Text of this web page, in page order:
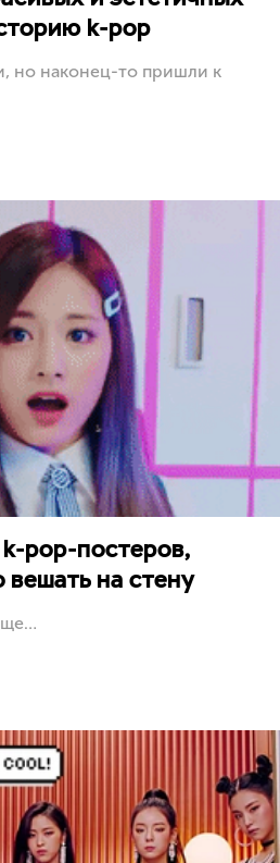
k-pop
но наконец-то пришли к
pop-постеров,
вешать на стену